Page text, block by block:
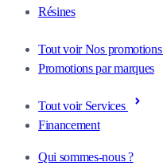
Résines
Tout voir Nos promotions
Promotions par marques
Tout voir Services
Financement
Qui sommes-nous ?